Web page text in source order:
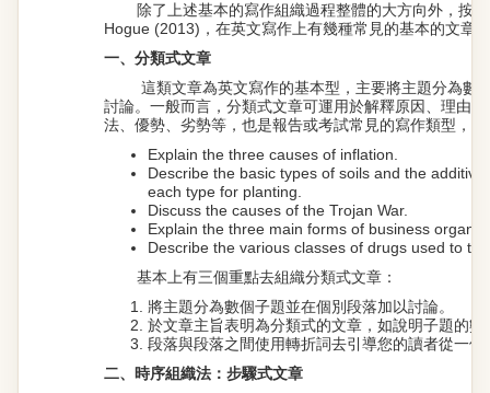
除了上述基本的寫作組織過程整體的大方向外，按
Hogue (2013)，在英文寫作上有幾種常見的基本的文章
一、分類式文章
這類文章為英文寫作的基本型，主要將主題分為數
討論。一般而言，分類式文章可運用於解釋原因、理由
法、優勢、劣勢等，也是報告或考試常見的寫作類型，如:
Explain the three causes of inflation.
Describe the basic types of soils and the
each type for planting.
Discuss the causes of the Trojan War.
Explain the three main forms of business
Describe the various classes of drugs used to
基本上有三個重點去組織分類式文章：
將主題分為數個子題並在個別段落加以討論。
於文章主旨表明為分類式的文章，如說明子題的數
段落與段落之間使用轉折詞去引導您的讀者從一個
二、時序組織法：步驟式文章